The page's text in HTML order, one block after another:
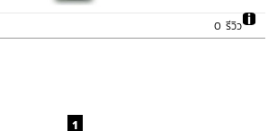
0 รีวิว
1